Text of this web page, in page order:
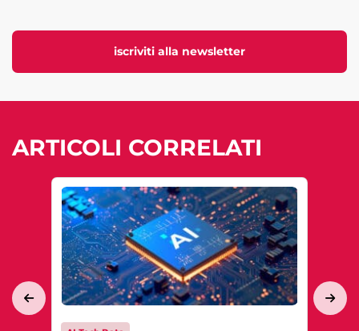
iscriviti alla newsletter
ARTICOLI CORRELATI